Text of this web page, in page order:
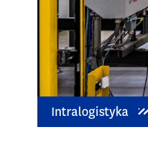
Intralogistyka